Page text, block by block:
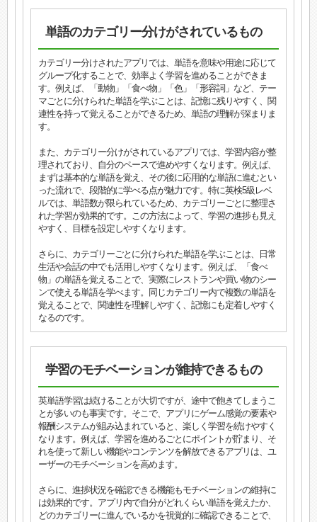
単語のカテゴリー分けがされているもの
カテゴリー分けされたアプリでは、単語を意味や用途に応じて
グループ化することで、効率よく学習を進めることができま
す。例えば、「動物」「食べ物」「色」「形容詞」など、テー
マごとに分けられた単語を学ぶことは、記憶に残りやすく、関
連性を持って覚えることができるため、単語の理解が深まりま
す。
また、カテゴリー分けがされているアプリでは、学習内容が整
理されており、自分のペースで進めやすくなります。例えば、
まずは基本的な単語を覚え、その後に応用的な単語に進むとい
った流れで、段階的に学べる点が魅力です。特に英検5級レベ
ルでは、単語数が限られているため、カテゴリーごとに整理さ
れた学習が効果的です。この方法によって、学習の進捗も見え
やすく、目標を設定しやすくなります。
さらに、カテゴリーごとに分けられた単語を学ぶことは、日常
生活や会話の中でも活用しやすくなります。例えば、「食べ
物」の単語を覚えることで、実際にレストランや買い物のシー
ンで使える単語を学べます。同じカテゴリー内で複数の単語を
覚えることで、関連性を理解しやすく、記憶にも定着しやすく
なるのです。
学習のモチベーションが維持できるもの
英単語学習は続けることが大切ですが、途中で飽きてしまうこ
とが多いのも事実です。そこで、アプリにゲーム感覚の要素や
報酬システムが組み込まれていると、楽しく学習を続けやすく
なります。例えば、学習を進めるごとにポイントが貯まり、そ
れを使って新しい機能やコンテンツを解放できるアプリは、ユ
ーザーのモチベーションを高めます。
さらに、進捗状況を確認できる機能もモチベーションの維持に
は効果的です。アプリ内で自分がどれくらい単語を覚えたか、
どのカテゴリーに進んでいるかを視覚的に確認できることで、